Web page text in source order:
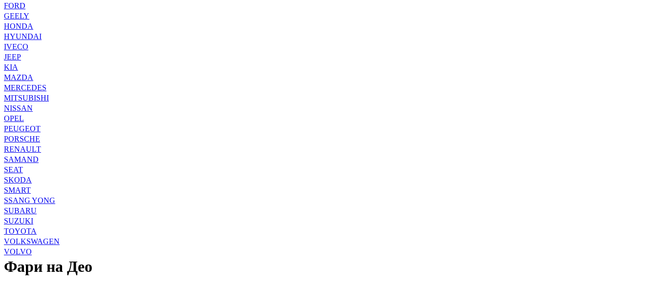
FORD
GEELY
HONDA
HYUNDAI
IVECO
JEEP
KIA
MAZDA
MERCEDES
MITSUBISHI
NISSAN
OPEL
PEUGEOT
PORSCHE
RENAULT
SAMAND
SEAT
SKODA
SMART
SSANG YONG
SUBARU
SUZUKI
TOYOTA
VOLKSWAGEN
VOLVO
Фари на Део